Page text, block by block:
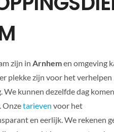
zijn in Arnhemen omgeving
plekke zijn voor het verhelpen
kunnen dezelfde dag komen,
Onzetarieven voor het
en eerlijk. We rekenen